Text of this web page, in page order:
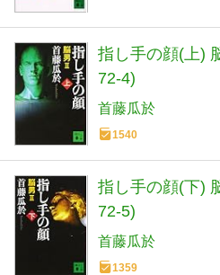
指し手の顔(上)
72-4)
首藤瓜於
1540
指し手の顔(下)
72-5)
首藤瓜於
1359